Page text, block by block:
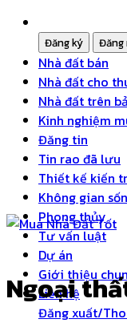
Nhà đất bán
Nhà đất cho
Nhà đất trên
Kinh nghiệm
Đăng tin
Tin rao đã lưu
Thiết kế kiến
Không gian
Phong thủy
Tư vấn luật
Dự án
Giới thiệu
Liên hệ
Đăng xuất/
Ngoại